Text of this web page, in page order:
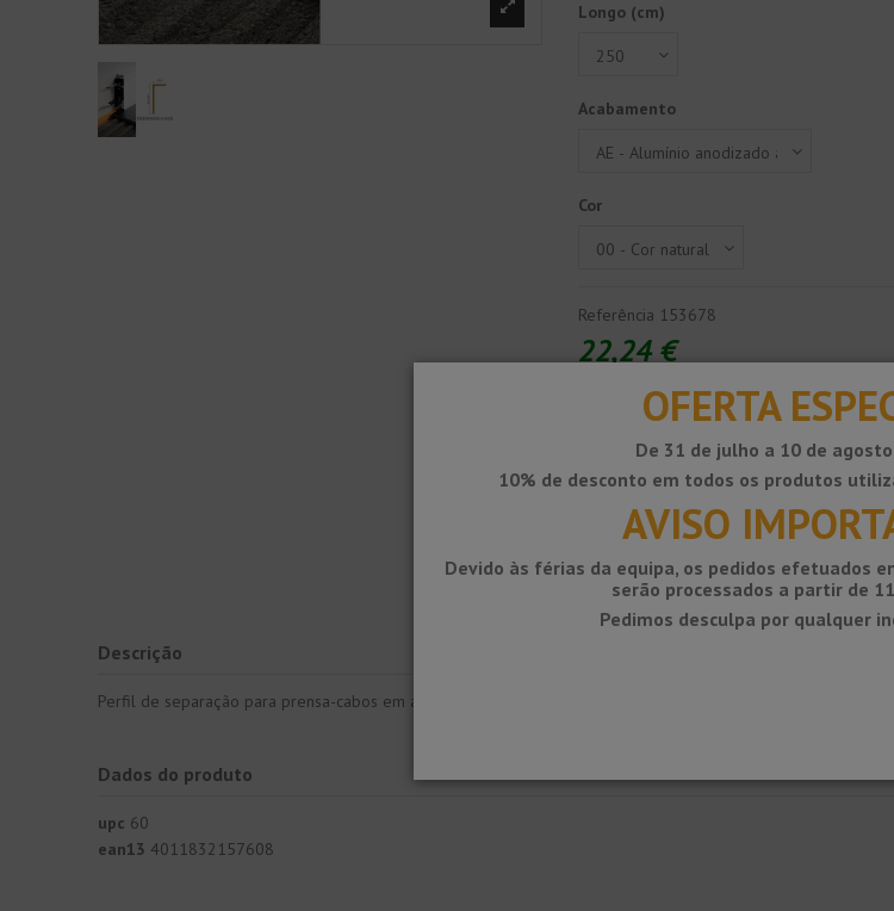
Longo (cm)
Acabamento
Cor
Referência 153678
22,24 €
Adicionar ao carrinho
Descrição
Perfil de separação para prensa-cabos em alumínio lacado ou anodizado com duto e instalações para
Dados do produto
upc 60
ean13 4011832157608
OFERTA
De 31 de julho a 10 de
10% de desconto em todos os produtos
AVISO
Devido às férias da equipa, os pedidos efetuados
serão processados ​​a partir de
Pedimos desculpa por qualquer